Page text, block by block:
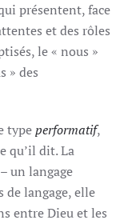
présentent, face
et des rôles
le « nous »
» des
typeperformatif,
qu’il dit. La
un langage
de langage, elle
entre Dieu et les